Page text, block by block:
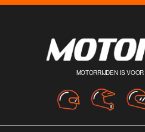
MOTORRIJDEN IS